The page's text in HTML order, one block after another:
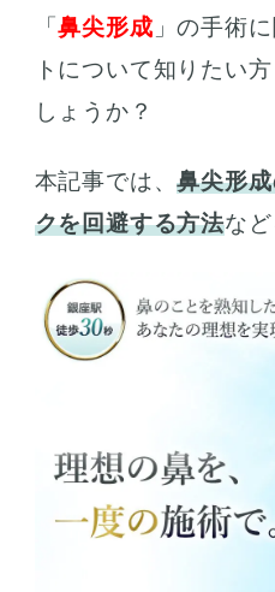
「鼻尖形成 」の手術
トについて知りたい
しょうか？
本記事では、鼻尖形
クを回避する方法な